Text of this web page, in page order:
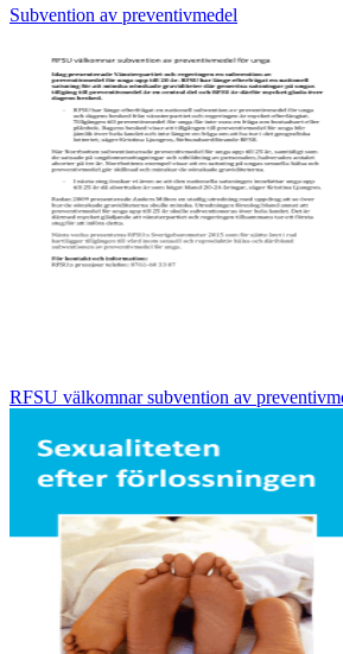
Subvention av preventivmedel
RFSU välkomnar subvention av